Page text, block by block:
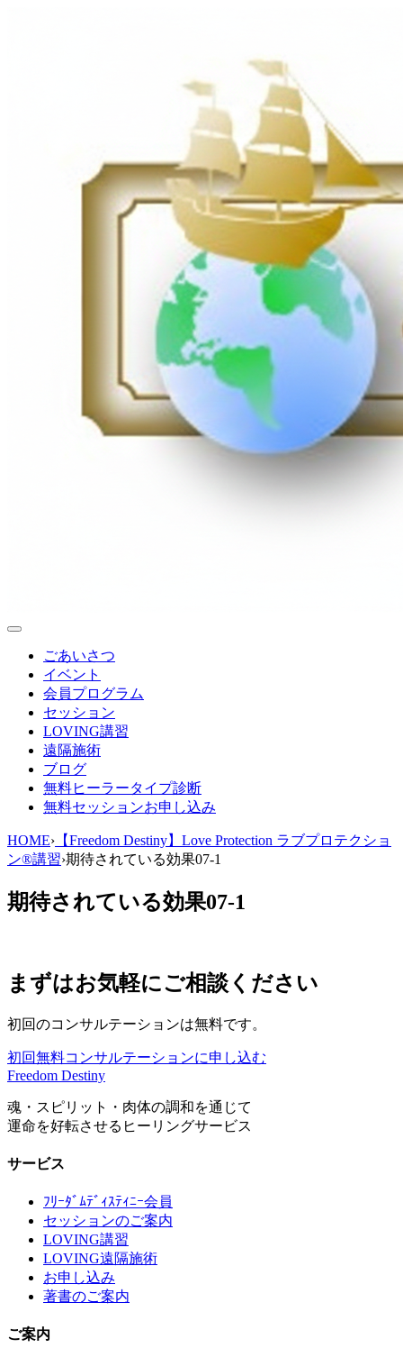
ごあいさつ
イベント
会員プログラム
セッション
LOVING講習
遠隔施術
ブログ
無料ヒーラータイプ診断
無料セッションお申し込み
HOME› 【Freedom Destiny】Love Protection ラブプロテクショ
ン®講習›期待されている効果07-1
期待されている効果07-1
まずはお気軽にご相談ください
初回のコンサルテーションは無料です。
初回無料コンサルテーションに申し込む
Freedom Destiny
魂・スピリット・肉体の調和を通じて
運命を好転させるヒーリングサービス
サービス
ﾌﾘｰﾀﾞﾑﾃﾞｨｽﾃｨﾆｰ会員
セッションのご案内
LOVING講習
LOVING遠隔施術
お申し込み
著書のご案内
ご案内